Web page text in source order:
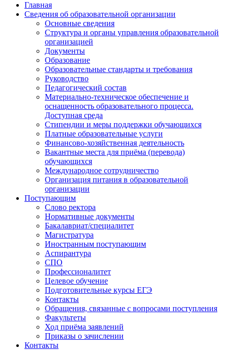
Главная
Сведения об образовательной организации
Основные сведения
Структура и органы управления образовательной
организацией
Документы
Образование
Образовательные стандарты и требования
Руководство
Педагогический состав
Материально-техническое обеспечение и
оснащенность образовательного процесса.
Доступная среда
Стипендии и меры поддержки обучающихся
Платные образовательные услуги
Финансово-хозяйственная деятельность
Вакантные места для приёма (перевода)
обучающихся
Международное сотрудничество
Организация питания в образовательной
организации
Поступающим
Слово ректора
Нормативные документы
Бакалавриат/специалитет
Магистратура
Иностранным поступающим
Аспирантура
СПО
Профессионалитет
Целевое обучение
Подготовительные курсы ЕГЭ
Контакты
Обращения, связанные с вопросами поступления
Факультеты
Ход приёма заявлений
Приказы о зачислении
Контакты